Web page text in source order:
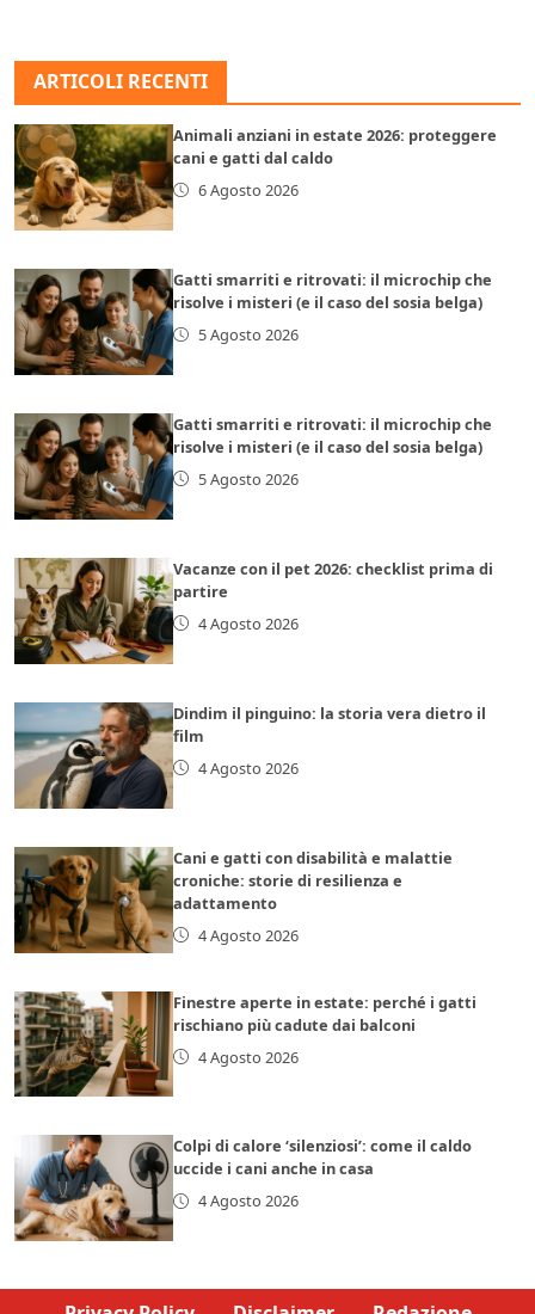
ARTICOLI RECENTI
Animali anziani in estate 2026: proteggere
cani e gatti dal caldo
6 Agosto 2026
Gatti smarriti e ritrovati: il microchip che
risolve i misteri (e il caso del sosia belga)
5 Agosto 2026
Gatti smarriti e ritrovati: il microchip che
risolve i misteri (e il caso del sosia belga)
5 Agosto 2026
Vacanze con il pet 2026: checklist prima di
partire
4 Agosto 2026
Dindim il pinguino: la storia vera dietro il
film
4 Agosto 2026
Cani e gatti con disabilità e malattie
croniche: storie di resilienza e
adattamento
4 Agosto 2026
Finestre aperte in estate: perché i gatti
rischiano più cadute dai balconi
4 Agosto 2026
Colpi di calore ‘silenziosi’: come il caldo
uccide i cani anche in casa
4 Agosto 2026